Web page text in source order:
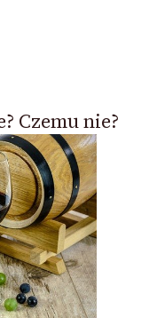
Czemu nie?